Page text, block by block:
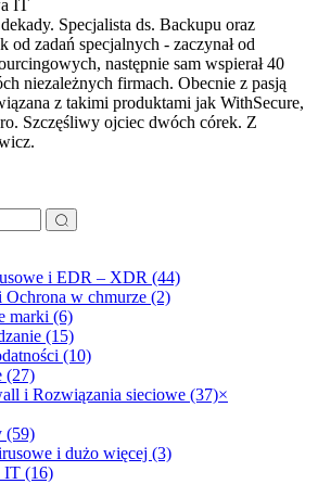
IT
Specjalista ds. Backupu oraz
od zadań specjalnych - zaczynał od
następnie sam wspierał 40
niezależnych firmach. Obecnie z pasją
z takimi produktami jak WithSecure,
Szczęśliwy ojciec dwóch córek. Z
i EDR – XDR (44)
Ochrona w chmurze (2)
marki (6)
(15)
(10)
(27)
i Rozwiązania sieciowe (37)×
(59)
i dużo więcej (3)
IT (16)